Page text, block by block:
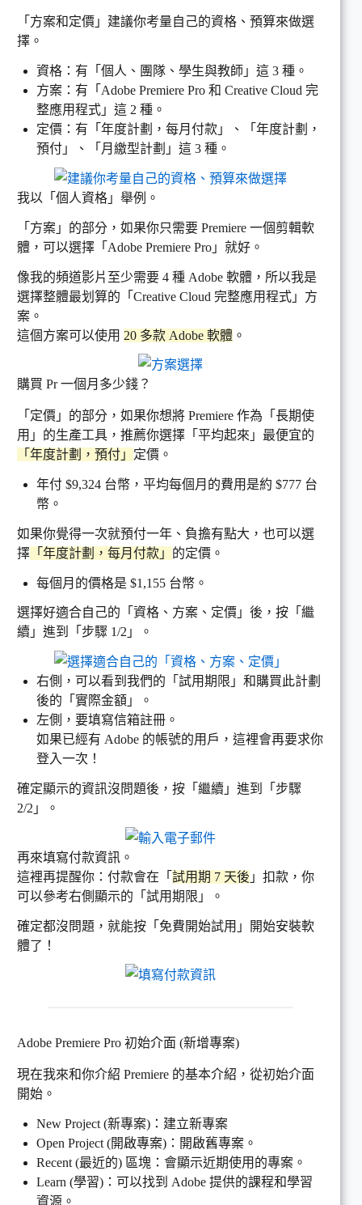
「方案和定價」建議你考量自己的資格、預算來做選
擇。
資格：有「個人、團隊、學生與教師」這 3 種。
方案：有「Adobe Premiere Pro 和 Creative Cloud 完
整應用程式」這 2 種。
定價：有「年度計劃，每月付款」、「年度計劃，
預付」、「月繳型計劃」這 3 種。
我以「個人資格」舉例。
「方案」的部分，如果你只需要 Premiere 一個剪輯軟
體，可以選擇「Adobe Premiere Pro」就好。
像我的頻道影片至少需要 4 種 Adobe 軟體，所以我是
選擇整體最划算的「Creative Cloud 完整應用程式」方
案。
這個方案可以使用 20 多款 Adobe 軟體 。
購買 Pr 一個月多少錢？
「定價」的部分，如果你想將 Premiere 作為「長期使
用」的生產工具，推薦你選擇「平均起來」最便宜的
「年度計劃，預付」 定價。
年付 $9,324 台幣，平均每個月的費用是約 $777 台
幣。
如果你覺得一次就預付一年、負擔有點大，也可以選
擇 「年度計劃，每月付款」 的定價。
每個月的價格是 $1,155 台幣。
選擇好適合自己的「資格、方案、定價」後，按「繼
續」進到「步驟 1/2」。
右側，可以看到我們的「試用期限」和購買此計劃
後的「實際金額」。
左側，要填寫信箱註冊。
如果已經有 Adobe 的帳號的用戶，這裡會再要求你
登入一次！
確定顯示的資訊沒問題後，按「繼續」進到「步驟
2/2」。
再來填寫付款資訊。
這裡再提醒你：付款會在「 試用期 7 天後 」扣款，你
可以參考右側顯示的「試用期限」。
確定都沒問題，就能按「免費開始試用」開始安裝軟
體了！
Adobe Premiere Pro 初始介面 (新增專案)
現在我來和你介紹 Premiere 的基本介紹，從初始介面
開始。
New Project (新專案)：建立新專案
Open Project (開啟專案)：開啟舊專案。
Recent (最近的) 區塊：會顯示近期使用的專案。
Learn (學習)：可以找到 Adobe 提供的課程和學習
資源。